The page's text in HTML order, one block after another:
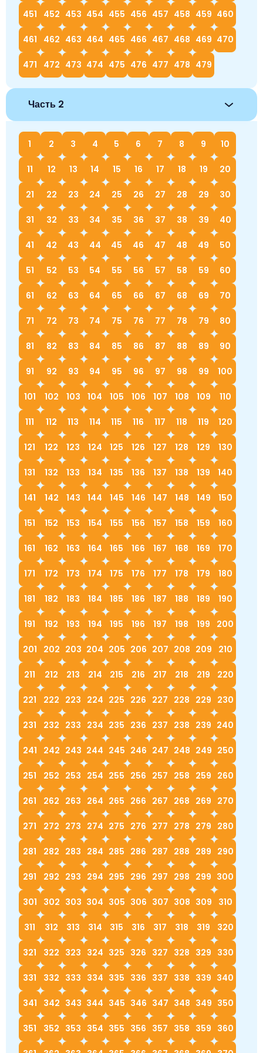
451 452 453 454 455 456 457 458 459 460
461 462 463 464 465 466 467 468 469 470
471 472 473 474 475 476 477 478 479
Часть 2
1 2 3 4 5 6 7 8 9 10
11 12 13 14 15 16 17 18 19 20
21 22 23 24 25 26 27 28 29 30
31 32 33 34 35 36 37 38 39 40
41 42 43 44 45 46 47 48 49 50
51 52 53 54 55 56 57 58 59 60
61 62 63 64 65 66 67 68 69 70
71 72 73 74 75 76 77 78 79 80
81 82 83 84 85 86 87 88 89 90
91 92 93 94 95 96 97 98 99 100
101 102 103 104 105 106 107 108 109 110
111 112 113 114 115 116 117 118 119 120
121 122 123 124 125 126 127 128 129 130
131 132 133 134 135 136 137 138 139 140
141 142 143 144 145 146 147 148 149 150
151 152 153 154 155 156 157 158 159 160
161 162 163 164 165 166 167 168 169 170
171 172 173 174 175 176 177 178 179 180
181 182 183 184 185 186 187 188 189 190
191 192 193 194 195 196 197 198 199 200
201 202 203 204 205 206 207 208 209 210
211 212 213 214 215 216 217 218 219 220
221 222 223 224 225 226 227 228 229 230
231 232 233 234 235 236 237 238 239 240
241 242 243 244 245 246 247 248 249 250
251 252 253 254 255 256 257 258 259 260
261 262 263 264 265 266 267 268 269 270
271 272 273 274 275 276 277 278 279 280
281 282 283 284 285 286 287 288 289 290
291 292 293 294 295 296 297 298 299 300
301 302 303 304 305 306 307 308 309 310
311 312 313 314 315 316 317 318 319 320
321 322 323 324 325 326 327 328 329 330
331 332 333 334 335 336 337 338 339 340
341 342 343 344 345 346 347 348 349 350
351 352 353 354 355 356 357 358 359 360